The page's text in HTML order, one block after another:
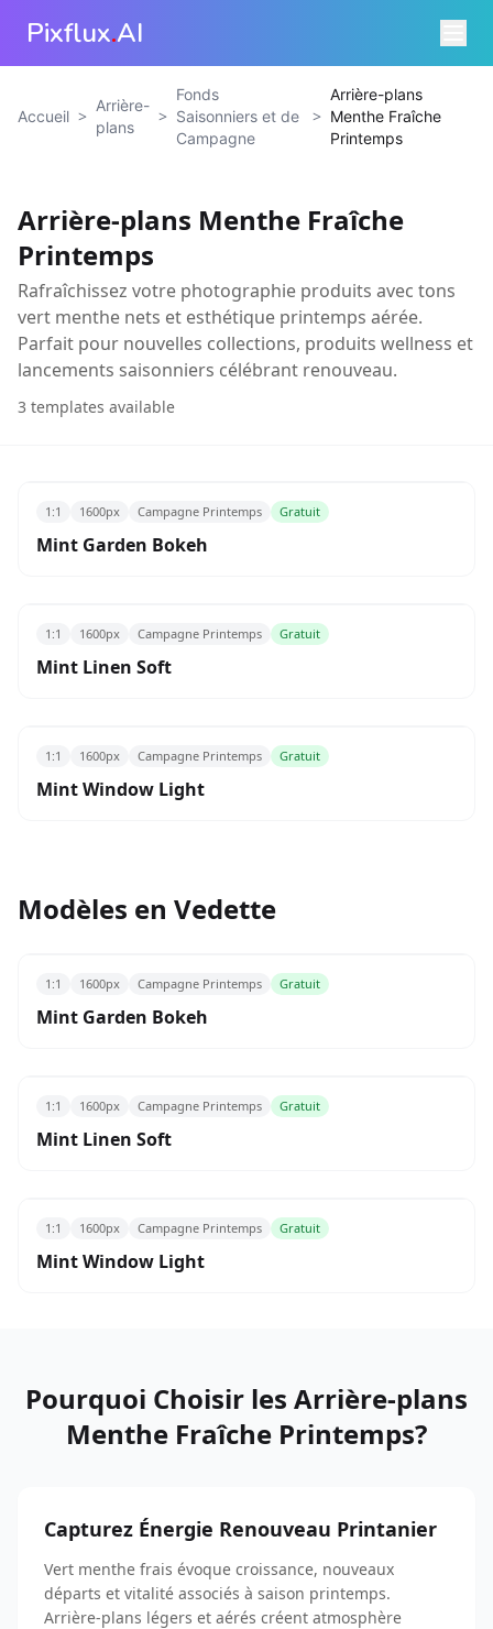
Pixflux.AI
Accueil >
Arrière-
plans
>
Fonds
Saisonniers et de
Campagne
>
Arrière-plans
Menthe Fraîche
Printemps
Arrière-plans Menthe Fraîche
Printemps
Rafraîchissez votre photographie produits avec tons
vert menthe nets et esthétique printemps aérée.
Parfait pour nouvelles collections, produits wellness et
lancements saisonniers célébrant renouveau.
3 templates available
1:1 1600px Campagne Printemps Gratuit
Mint Garden Bokeh
1:1 1600px Campagne Printemps Gratuit
Mint Linen Soft
1:1 1600px Campagne Printemps Gratuit
Mint Window Light
Modèles en Vedette
1:1 1600px Campagne Printemps Gratuit
Mint Garden Bokeh
1:1 1600px Campagne Printemps Gratuit
Mint Linen Soft
1:1 1600px Campagne Printemps Gratuit
Mint Window Light
Pourquoi Choisir les Arrière-plans
Menthe Fraîche Printemps?
Capturez Énergie Renouveau Printanier
Vert menthe frais évoque croissance, nouveaux
départs et vitalité associés à saison printemps.
Arrière-plans légers et aérés créent atmosphère